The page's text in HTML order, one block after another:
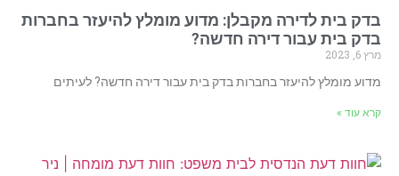
בדק בית לדירה מקבלן: מדוע מומלץ להיעזר בחברות
בדק בית עבור דירה חדשה?
מרץ 6, 2023
מדוע מומלץ להיעזר בחברות בדק בית עבור דירה חדשה? לעיתים
קרא עוד »